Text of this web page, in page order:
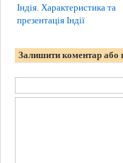
Індія. Характеристика та
презентація Індії
Залишити коментар або